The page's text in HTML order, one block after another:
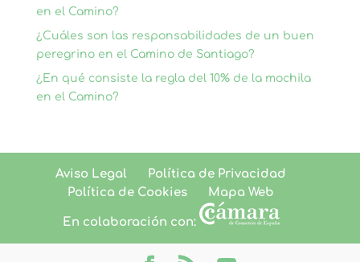
en el Camino?
¿Cuáles son las responsabilidades de un buen
peregrino en el Camino de Santiago?
¿En qué consiste la regla del 10% de la mochila
en el Camino?
Aviso Legal
Política de Privacidad
Política de Cookies
Mapa Web
En colaboración con: